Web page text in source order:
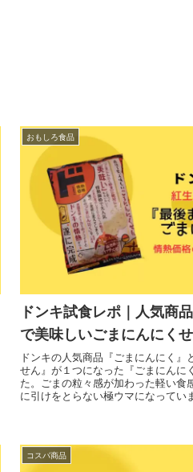
おもしろ食品
ドンキ試食レポ｜人気商
で美味しいごまにんにくせ
ドンキの人気商品『ごまにんにく
せん』が１つになった『ごまにんに
た。ごまの粒々感が加わった軽い食
に引けをとらない極ウマになってい
コスパ商品